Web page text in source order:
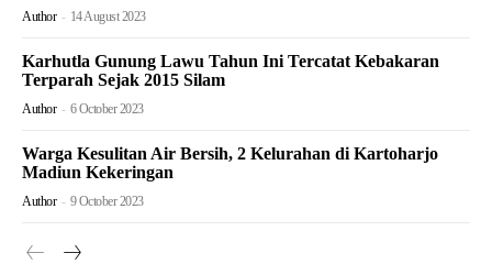
Author - 14 August 2023
Karhutla Gunung Lawu Tahun Ini Tercatat Kebakaran
Terparah Sejak 2015 Silam
Author - 6 October 2023
Warga Kesulitan Air Bersih, 2 Kelurahan di Kartoharjo
Madiun Kekeringan
Author - 9 October 2023